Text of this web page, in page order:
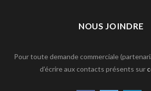
NOUS JOINDRE
Pour toute demande commerciale
d’écrire aux contacts présents sur